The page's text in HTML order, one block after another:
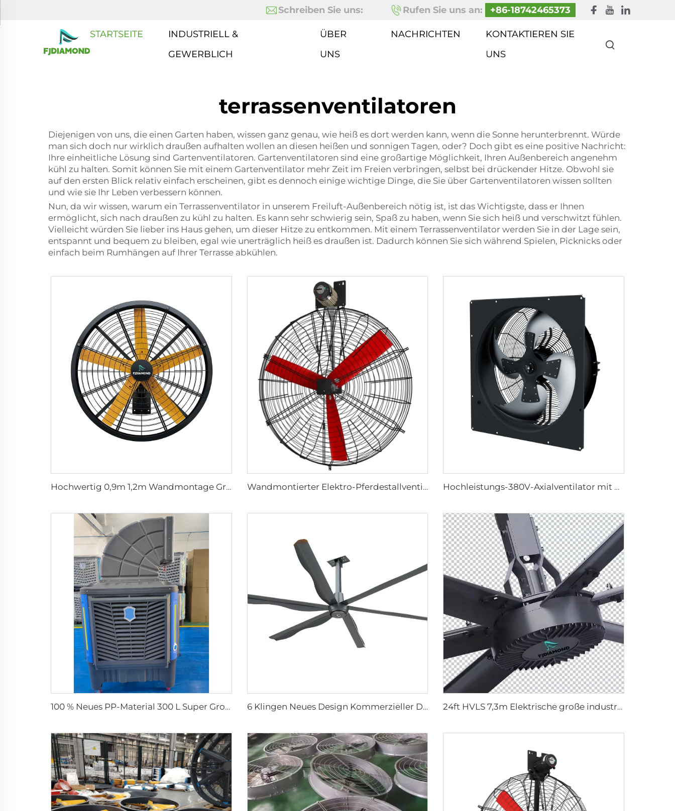
Schreiben Sie uns: Rufen Sie uns an: +86-18742465373
STARTSEITE
INDUSTRIELL &
GEWERBLICH
ÜBER
UNS
NACHRICHTEN
KONTAKTIEREN SIE
UNS
terrassenventilatoren
Diejenigen von uns, die einen Garten haben, wissen ganz genau, wie heiß es dort werden kann, wenn die Sonne herunterbrennt. Würde
man sich doch nur wirklich draußen aufhalten wollen an diesen heißen und sonnigen Tagen, oder? Doch gibt es eine positive Nachricht:
Ihre einheitliche Lösung sind Gartenventilatoren. Gartenventilatoren sind eine großartige Möglichkeit, Ihren Außenbereich angenehm
kühl zu halten. Somit können Sie mit einem Gartenventilator mehr Zeit im Freien verbringen, selbst bei drückender Hitze. Obwohl sie
auf den ersten Blick relativ einfach erscheinen, gibt es dennoch einige wichtige Dinge, die Sie über Gartenventilatoren wissen sollten
und wie sie Ihr Leben verbessern können.
Nun, da wir wissen, warum ein Terrassenventilator in unserem Freiluft-Außenbereich nötig ist, ist das Wichtigste, dass er Ihnen
ermöglicht, sich nach draußen zu kühl zu halten. Es kann sehr schwierig sein, Spaß zu haben, wenn Sie sich heiß und verschwitzt fühlen.
Vielleicht würden Sie lieber ins Haus gehen, um dieser Hitze zu entkommen. Mit einem Terrassenventilator werden Sie in der Lage sein,
entspannt und bequem zu bleiben, egal wie unerträglich heiß es draußen ist. Dadurch können Sie sich während Spielen, Picknicks oder
einfach beim Rumhängen auf Ihrer Terrasse abkühlen.
Hochwertig 0,9m 1,2m Wandmontage Großer Ventilator Für Lagerhäuser 220V Motor Kern Für Fertigungsbetriebe Restaurants Farmen Hotels Wandmontierter Elektro-Pferdestallventilator mit 380V Motor für Milchviehställe und Höfe Hochleistungs-380V-Axialventilator mit hoher Luftleistung – IP66 wasserdichte industrielle Lüftungslösung
100 % Neues PP-Material 300 L Super Großer Wassertank Für Den Außenbereich Axialer Typ Bewegliche Verdunstungskühlung 6 Klingen Neues Design Kommerzieller Deckenventilator mit AC-Motor 24ft HVLS 7,3m Elektrische große industrielle Deckenventilatoren Starke Belüftung für Milchwirtschaftslagerhallen